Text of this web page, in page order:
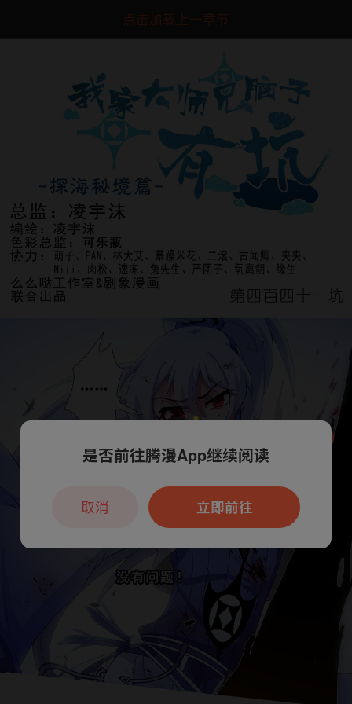
点击加载上一章节
本章节仅支持App阅读，可打开App新用
户7天免费看
是否前往腾漫App继续阅读
立即前往
取消